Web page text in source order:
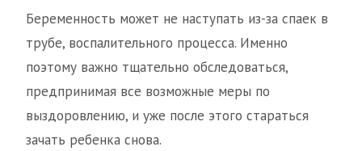
Беременность может не наступать из-за спаек в
трубе, воспалительного процесса. Именно
поэтому важно тщательно обследоваться,
предпринимая все возможные меры по
выздоровлению, и уже после этого стараться
зачать ребенка снова.